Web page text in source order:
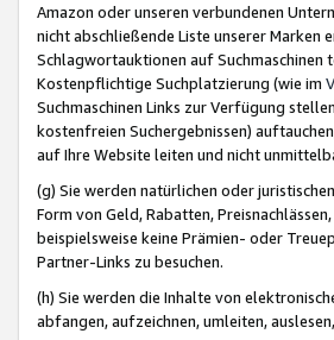
Amazon oder unseren verbundenen
nicht abschließende Liste unserer
Schlagwortauktionen auf Suchmaschinen
Kostenpflichtige Suchplatzierung (wie im
Suchmaschinen Links zur Verfügung
kostenfreien Suchergebnissen)
auf Ihre Website leiten und nicht
(g) Sie werden natürlichen oder
Form von Geld, Rabatten,
beispielsweise keine Prämien- oder
Partner-Links zu besuchen.
(h) Sie werden die Inhalte von
abfangen, aufzeichnen, umleiten,